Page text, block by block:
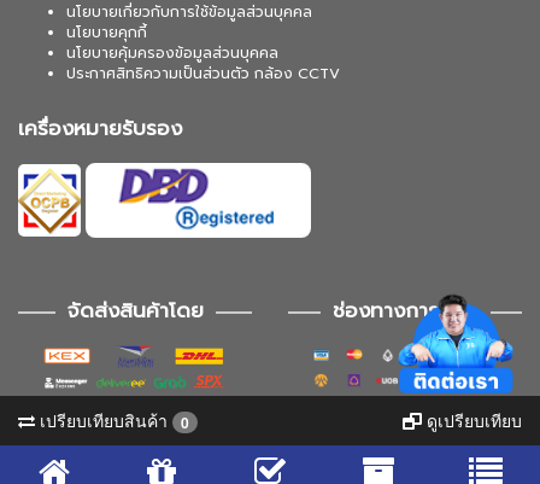
นโยบายเกี่ยวกับการใช้ข้อมูลส่วนบุคคล
นโยบายคุกกี้
นโยบายคุ้มครองข้อมูลส่วนบุคคล
ประกาศสิทธิความเป็นส่วนตัว กล้อง CCTV
เครื่องหมายรับรอง
จัดส่งสินค้าโดย ช่องทางการชำระ
ช่องทางการติดตาม
เปรียบเทียบสินค้า 0 ดูเปรียบเทียบ